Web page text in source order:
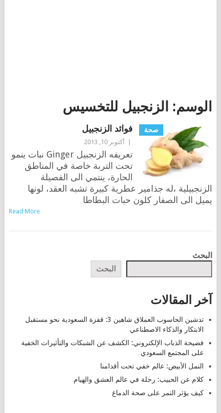
الوسم: الزنجبيل للتخسيس
صحة فوائد الزنجبيل
أكتوبر 10, 2013
تعريفه الزنجبيل Ginger نبات ينمو
تحت التربة خاصة في المناطق
الحارة، ينتمي الى الفصيلة
الزنجبيلية ،له جذامير عطرية كبيرة تشبه العقد، لونها
يميل الى الصفار كلون حبات البطاطا
Read More
POSTS
البحث
البحث
آخر المقالات
تدشين الحاسوب العملاق شاهين 3: قفزة السعودية نحو مستقبل
الابتكار والذكاء الاصطناعي
فضيحة الذباب الإلكتروني: الكشف عن الشبكات والتأثيرات الخفية
على المجتمع السعودي
النمل الأبيض: عالم خفي تحت أقدامنا
كلام عن الحبيب: رحلة في عالم العشق والهيام
كيف يؤثر التمر على صحة الدماغ